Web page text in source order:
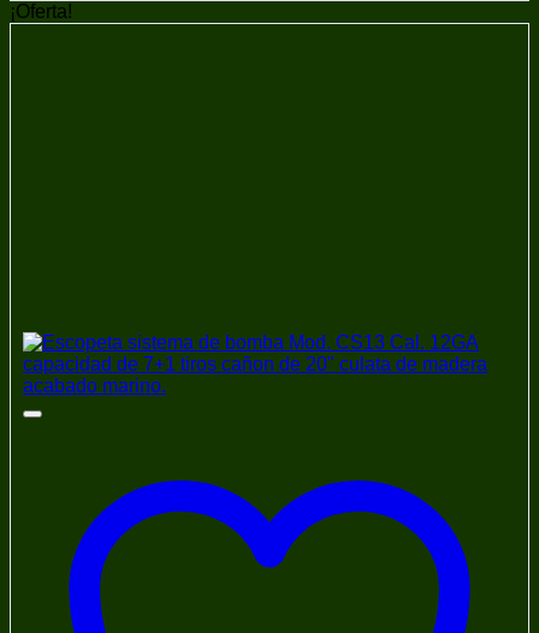
¡Oferta!